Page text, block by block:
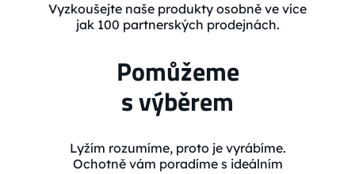
Vyzkoušejte naše produkty osobně ve více
jak 100 partnerských prodejnách.
Pomůžeme
s výběrem
Lyžím rozumíme, proto je vyrábíme.
Ochotně vám poradíme s ideálním